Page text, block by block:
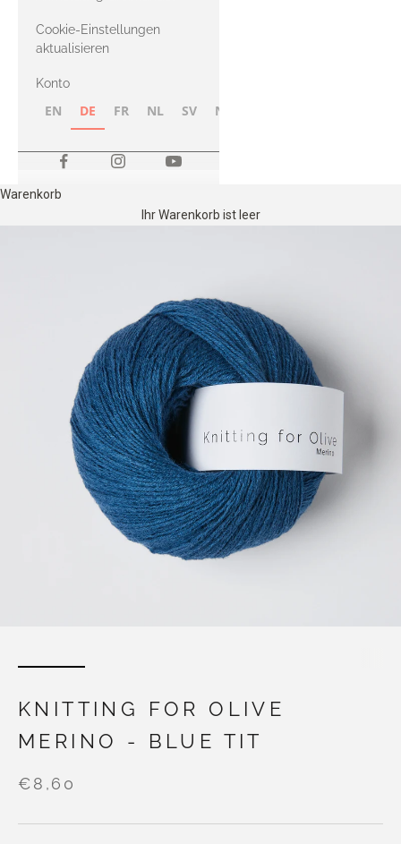
Cookie-Einstellungen
aktualisieren
Konto
EN DE FR NL SV NB
Warenkorb
Ihr Warenkorb ist leer
KNITTING FOR OLIVE
MERINO - BLUE TIT
€8,60